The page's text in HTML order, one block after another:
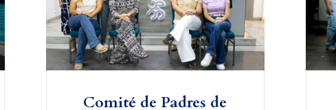
Comité de Padres de